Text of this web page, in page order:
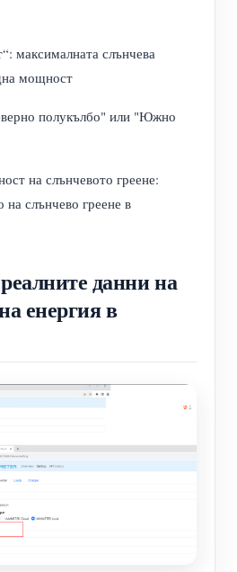
максималната слънчева
мощност
полукълбо" или "Южно
на слънчевото греене:
слънчево греене в
данни на
енергия в